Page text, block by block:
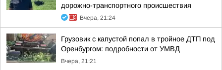
дорожно-транспортного происшествия
Вчера, 21:24
Грузовик с капустой попал в тройное ДТП под
Оренбургом: подробности от УМВД
Вчера, 21:21